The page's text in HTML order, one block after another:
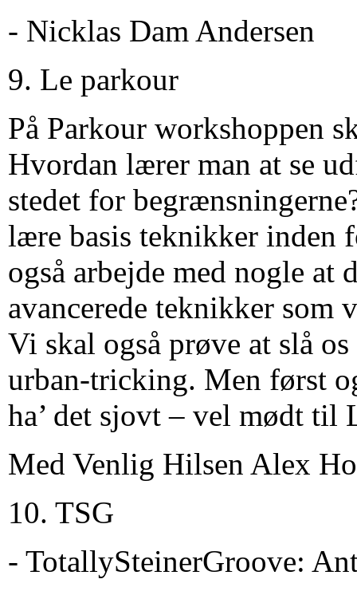
- Nicklas Dam Andersen
9. Le parkour
På Parkour workshoppen
Hvordan lærer man at se
stedet for
lære basis teknikker inden
også arbejde med nogle at
avancerede teknikker som
Vi skal også prøve at slå
urban-tricking. Men først
ha’ det sjovt – vel mødt til
Med Venlig Hilsen Alex
10. TSG
- TotallySteinerGroove: